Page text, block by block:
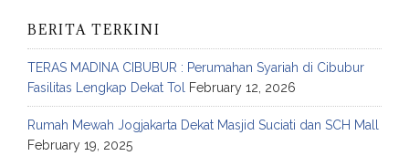
BERITA TERKINI
TERAS MADINA CIBUBUR : Perumahan Syariah di Cibubur
Fasilitas Lengkap Dekat Tol
February 12, 2026
Rumah Mewah Jogjakarta Dekat Masjid Suciati dan SCH Mall
February 19, 2025